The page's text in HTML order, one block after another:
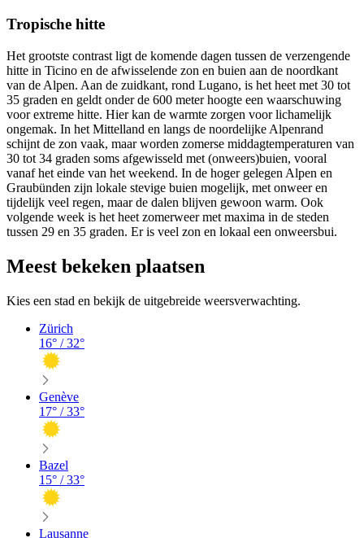
Tropische hitte
Het grootste contrast ligt de komende dagen tussen de verzengende
hitte in Ticino en de afwisselende zon en buien aan de noordkant
van de Alpen. Aan de zuidkant, rond Lugano, is het heet met 30 tot
35 graden en geldt onder de 600 meter hoogte een waarschuwing
voor extreme hitte. Hier kan de warmte zorgen voor lichamelijk
ongemak. In het Mittelland en langs de noordelijke Alpenrand
schijnt de zon vaak, maar worden zomerse middagtemperaturen van
30 tot 34 graden soms afgewisseld met (onweers)buien, vooral
vanaf het einde van het weekend. In de hoger gelegen Alpen en
Graubünden zijn lokale stevige buien mogelijk, met onweer en
tijdelijk veel regen, maar de dalen blijven gewoon warm. Ook
volgende week is het heet zomerweer met maxima in de steden
tussen 29 en 35 graden. Er is veel zon en lokaal een onweersbui.
Meest bekeken plaatsen
Kies een stad en bekijk de uitgebreide weersverwachting.
Zürich
16° /32°
Genève
17° /33°
Bazel
15° /33°
Lausanne